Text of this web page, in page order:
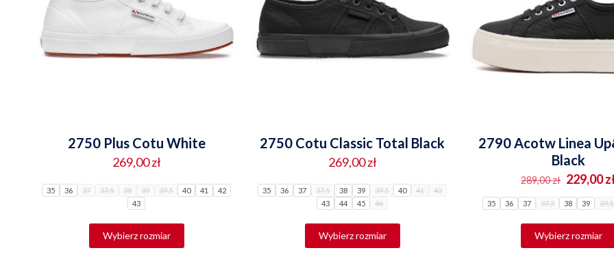
2750 Plus Cotu White
269,00zł
Wybierz rozmiar
Ten
produkt
ma
35 36 37 37,5 38 39 39,5 40 41
42
43
2750 Cotu Classic Total Black
269,00zł
Wybierz rozmiar
Ten
produkt
ma
35 36 37 37,5 38 39 39,5 40 41
42
43
44 45 46
2790 Acotw Linea
Black
289,00zł
cena
289,00
229,00
Wybierz rozmiar
produkt
ma
35 36 37 37,5 38 39 39,5